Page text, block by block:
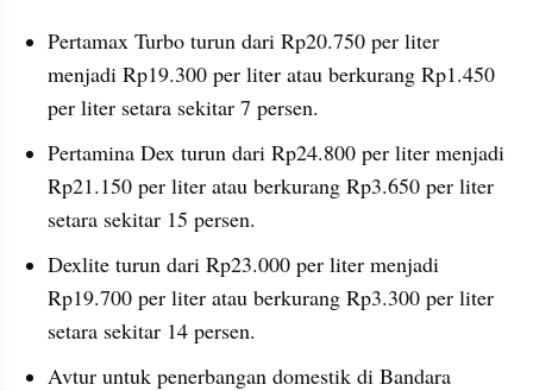
Pertamax Turbo turun dari Rp20.750 per liter
menjadi Rp19.300 per liter atau berkurang Rp1.450
per liter setara sekitar 7 persen.
Pertamina Dex turun dari Rp24.800 per liter menjadi
Rp21.150 per liter atau berkurang Rp3.650 per liter
setara sekitar 15 persen.
Dexlite turun dari Rp23.000 per liter menjadi
Rp19.700 per liter atau berkurang Rp3.300 per liter
setara sekitar 14 persen.
Avtur untuk penerbangan domestik di Bandara